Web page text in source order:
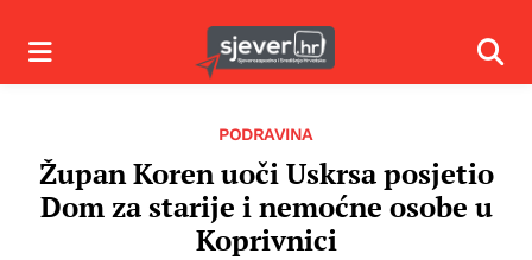
Izbornik
PODRAVINA
Župan Koren uoči Uskrsa posjetio
Dom za starije i nemoćne osobe u
Koprivnici